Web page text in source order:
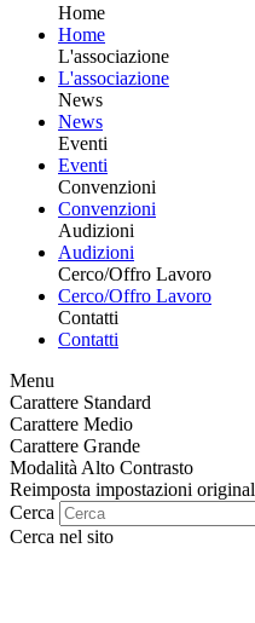
Home
Home
L'associazione
L'associazione
News
News
Eventi
Eventi
Convenzioni
Convenzioni
Audizioni
Audizioni
Cerco/Offro Lavoro
Cerco/Offro Lavoro
Contatti
Contatti
Menu
Carattere Standard
Carattere Medio
Carattere Grande
Modalità Alto Contrasto
Reimposta impostazioni
Cerca
Cerca nel sito